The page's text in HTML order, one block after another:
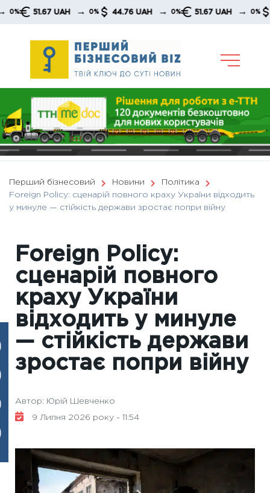
Skip
51.67 UAH → 0% 44.76 UAH → 0% 51.67 UAH → 0%
Перший бізнесовий Новини
Політика
Foreign Policy: сценарій повного краху України відходить
у минуле — стійкість держави зростає попри війну
Foreign Policy:
сценарій повного
краху України
відходить у минуле
— стійкість держави
зростає попри війну
Автор: Юрій Шевченко
9 Липня 2026 року - 11:54